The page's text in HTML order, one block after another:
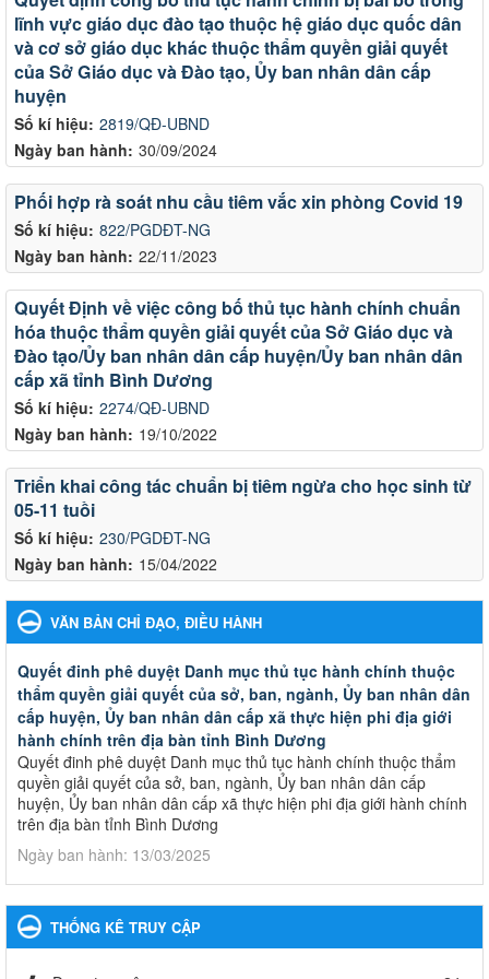
Số kí hiệu: 2819/QĐ-UBND
Ngày ban hành: 30/09/2024
lĩnh vực giáo dục đào tạo thuộc hệ giáo dục quốc dân
và cơ sở giáo dục khác thuộc thẩm quyền giải quyết
của Sở Giáo dục và Đào tạo, Ủy ban nhân dân cấp
huyện
Số kí hiệu: 822/PGDĐT-NG
Ngày ban hành: 22/11/2023
Phối hợp rà soát nhu cầu tiêm vắc xin phòng Covid 19
Số kí hiệu: 2274/QĐ-UBND
Ngày ban hành: 19/10/2022
Quyết Định về việc công bố thủ tục hành chính chuẩn
hóa thuộc thẩm quyền giải quyết của Sở Giáo dục và
Đào tạo/Ủy ban nhân dân cấp huyện/Ủy ban nhân dân
cấp xã tỉnh Bình Dương
Số kí hiệu: 230/PGDĐT-NG
Ngày ban hành: 15/04/2022
Triển khai công tác chuẩn bị tiêm ngừa cho học sinh từ
05-11 tuồi
VĂN BẢN CHỈ ĐẠO, ĐIỀU HÀNH
Quyết đinh phê duyệt Danh mục thủ tục hành chính thuộc
thẩm quyền giải quyết của sở, ban, ngành, Ủy ban nhân dân
cấp huyện, Ủy ban nhân dân cấp xã thực hiện phi địa giới
hành chính trên địa bàn tỉnh Bình Dương
Quyết đinh phê duyệt Danh mục thủ tục hành chính thuộc thẩm
quyền giải quyết của sở, ban, ngành, Ủy ban nhân dân cấp
huyện, Ủy ban nhân dân cấp xã thực hiện phi địa giới hành chính
trên địa bàn tỉnh Bình Dương
Ngày ban hành: 13/03/2025
Giáo dục và Đào tạo thành phố Bến Cát
Kế hoạch Phổ biến, giáo dục pháp luật năm 2025 của ngành
THỐNG KÊ TRUY CẬP